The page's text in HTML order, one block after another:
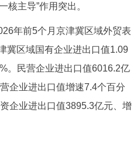
어 日本語
РУССКИЙ ЯЗЫК
核主导”作用突出。
年前5个月京津冀区域外贸表
冀区域国有企业进出口值1.09
。民营企业进出口值6016.2亿
企业进出口值增速7.4个百分
企业进出口值3895.3亿元、增